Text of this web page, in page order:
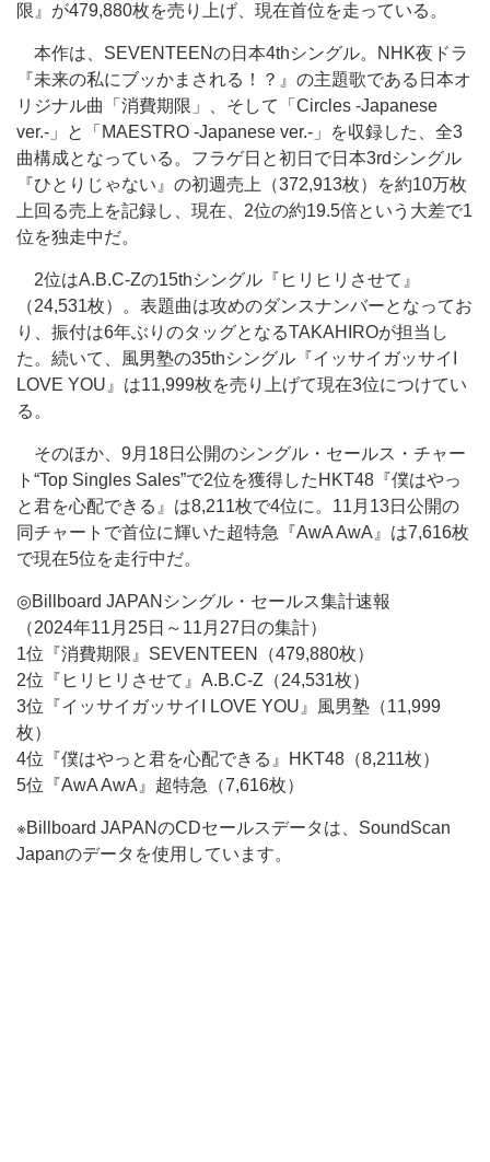
限』が479,880枚を売り上げ、現在首位を走っている。
本作は、SEVENTEENの日本4thシングル。NHK夜ドラ
『未来の私にブッかまされる！？』の主題歌である日本オ
リジナル曲「消費期限」、そして
「Circles -Japanese
ver.-」と「MAESTRO -Japanese ver.-」
を収録した、全3
曲構成となっている。フラゲ日と初日で日本3rdシングル
『ひとりじゃない』の初週売上（372,913枚）を約10万枚
上回る売上を記録し、現在、2位の約19.5倍という大差で1
位を独走中だ。
2位はA.B.C-Zの15thシングル『ヒリヒリさせて』
（24,531枚）。表題曲は攻めのダンスナンバーとなってお
り、振付は6年ぶりのタッグとなるTAKAHIROが担当し
た。続いて、風男塾の35thシングル『イッサイガッサイI
LOVE YOU』は11,999枚を売り上げて現在3位につけてい
る。
そのほか、9月18日公開のシングル・セールス・チャー
ト“Top Singles Sales”で2位を獲得したHKT48『僕はやっ
と君を心配できる』は8,211枚で4位に。11月13日公開の
同チャートで首位に輝いた超特急『AwA AwA』は7,616枚
で現在5位を走行中だ。
◎Billboard JAPANシングル・セールス集計速報
（2024年11月25日～11月27日の集計）
1位『消費期限』SEVENTEEN（479,880枚）
2位『ヒリヒリさせて』A.B.C-Z（24,531枚）
3位『イッサイガッサイI LOVE YOU』風男塾（11,999
枚）
4位『僕はやっと君を心配できる』HKT48（8,211枚）
5位『AwA AwA』超特急（7,616枚）
※Billboard JAPANのCDセールスデータは、SoundScan
Japanのデータを使用しています。